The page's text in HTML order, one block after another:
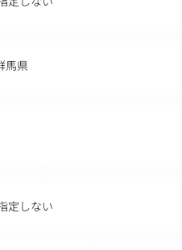
馬県
定しない